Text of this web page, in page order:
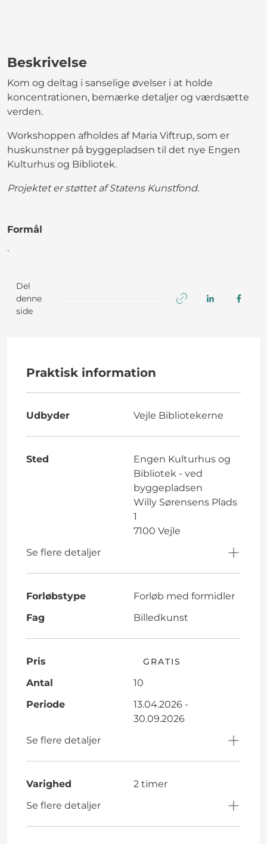
Beskrivelse
Kom og deltag i sanselige øvelser i at holde
koncentrationen, bemærke detaljer og værdsætte
verden.
Workshoppen afholdes af Maria Viftrup, som er
huskunstner på byggepladsen til det nye Engen
Kulturhus og Bibliotek.
Projektet er støttet af Statens Kunstfond.
Formål
.
Del
denne
side
Praktisk information
Udbyder Vejle Bibliotekerne
Sted
Engen Kulturhus og
Bibliotek - ved
byggepladsen
Willy Sørensens Plads
1
7100 Vejle
Se flere detaljer
Forløbstype
Forløb med formidler
Fag
Billedkunst
Pris GRATIS
Antal
10
Periode
13.04.2026 -
30.09.2026
Se flere detaljer
Varighed
2 timer
Se flere detaljer